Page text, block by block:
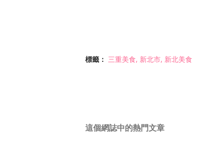
標籤： 三重美食 新北市 新北美食
這個網誌中的熱門文章